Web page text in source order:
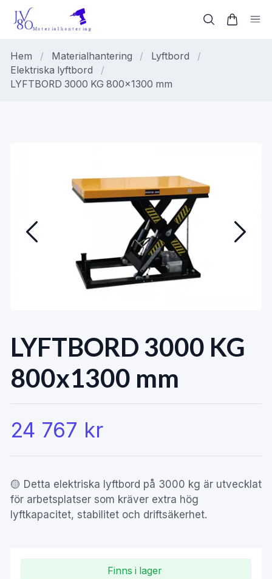
Hem / Materialhantering / Lyftbord
/
Elektriska lyftbord
/
LYFTBORD 3000 KG 800x1300 mm
LYFTBORD 3000 KG
800x1300 mm
24 767 kr
🟡 Detta elektriska lyftbord på 3000 kg är utvecklat
för arbetsplatser som kräver extra hög
lyftkapacitet, stabilitet och driftsäkerhet.
Finns i lager